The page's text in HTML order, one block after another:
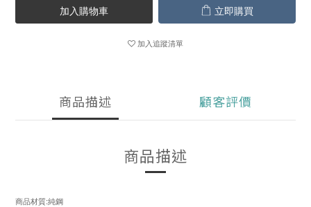
加入購物車 立即購買
加入追蹤清單
商品描述 顧客評價
商品描述
商品材質:純鋼